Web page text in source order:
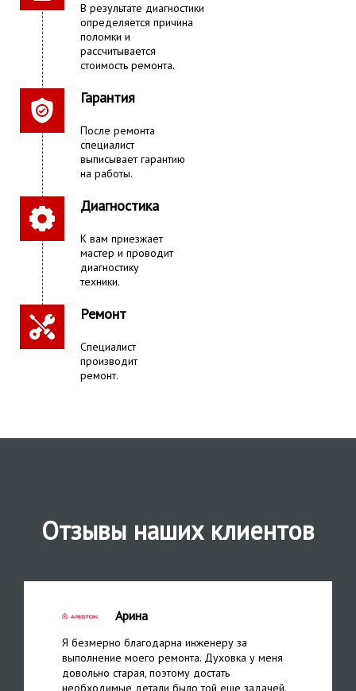
В результате диагностики
определяется причина
поломки и
рассчитывается
стоимость ремонта.
Гарантия
После ремонта
специалист
выписывает гарантию
на работы.
Диагностика
К вам приезжает
мастер и проводит
диагностику
техники.
Ремонт
Специалист
производит
ремонт.
Отзывы наших клиентов
Арина
Я безмерно благодарна инженеру за
выполнение моего ремонта. Духовка у меня
довольно старая, поэтому достать
необходимые детали было той еще задачей.